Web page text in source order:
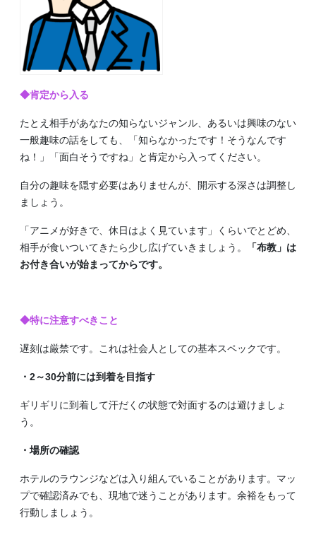
◆肯定から入る
たとえ相手があなたの知らないジャンル、あるいは興味のない
一般趣味の話をしても、「知らなかったです！そうなんです
ね！」「面白そうですね」と肯定から入ってください。
自分の趣味を隠す必要はありませんが、開示する深さは調整し
ましょう。
「アニメが好きで、休日はよく見ています」くらいでとどめ、
相手が食いついてきたら少し広げていきましょう。
「布教」は
お付き合いが始まってからです。
◆特に注意すべきこと
遅刻は厳禁です。これは社会人としての基本スペックです。
・2～30分前には到着を目指す
ギリギリに到着して汗だくの状態で対面するのは避けましょ
う。
・場所の確認
ホテルのラウンジなどは入り組んでいることがあります。マッ
プで確認済みでも、現地で迷うことがあります。余裕をもって
行動しましょう。